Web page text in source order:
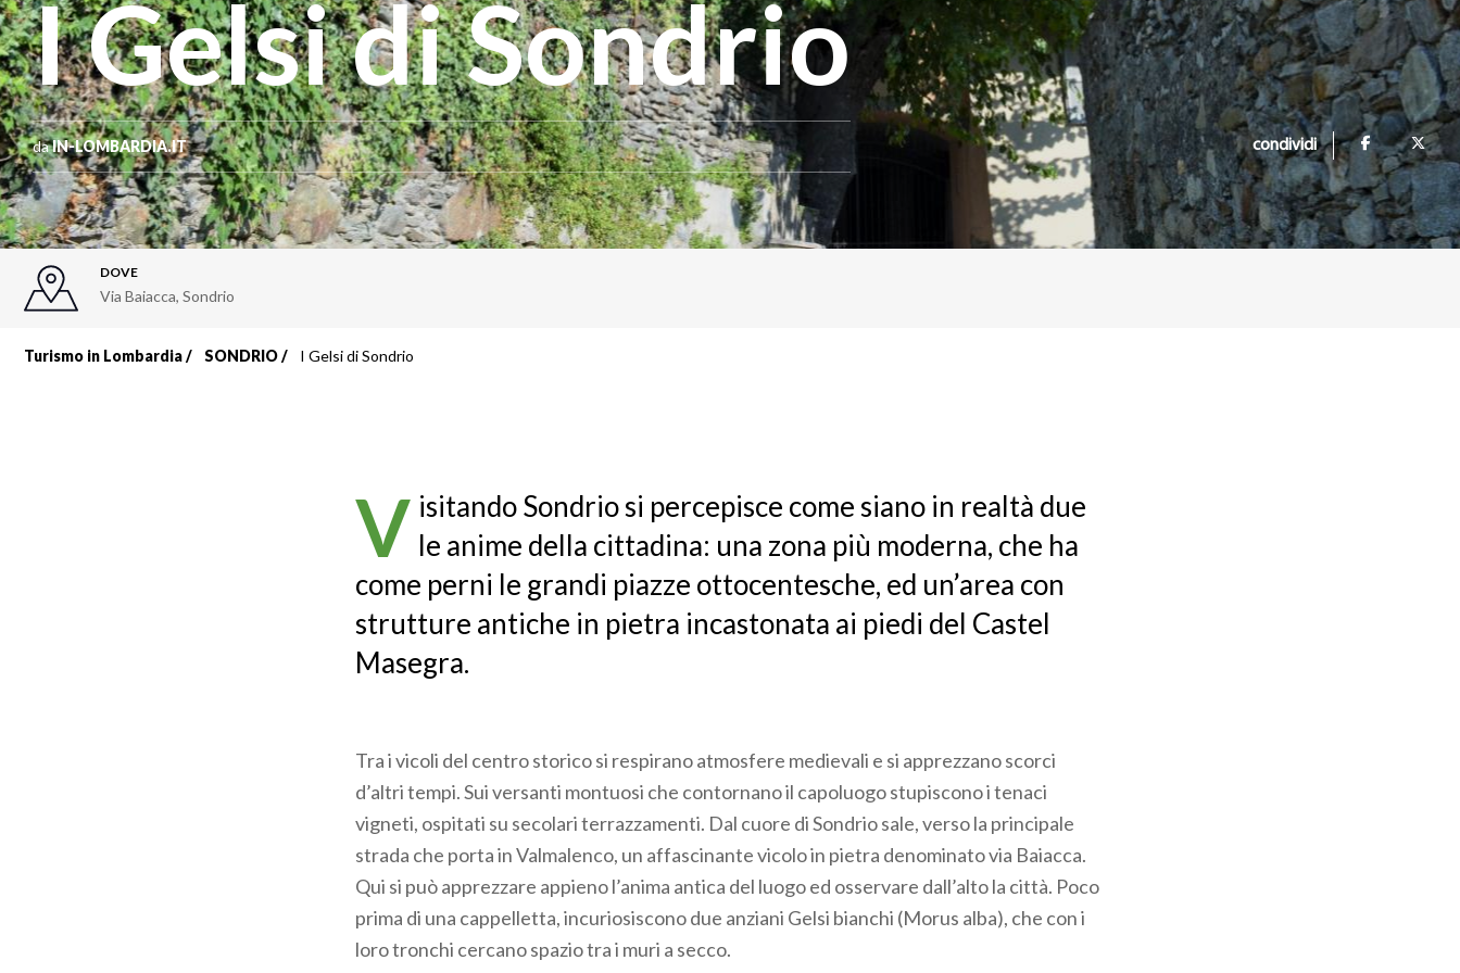
I Gelsi di Sondrio
daIN-LOMBARDIA.IT condividi
DOVE
Via Baiacca, Sondrio
Turismo in Lombardia SONDRIO I Gelsi di Sondrio
V isitando Sondrio si percepisce come siano in realtà due
le anime della cittadina: una zona più moderna, che ha
come perni le grandi piazze ottocentesche, ed un’area con
strutture antiche in pietra incastonata ai piedi del Castel
Masegra.
Tra i vicoli del centro storico si respirano atmosfere medievali e si apprezzano scorci
d’altri tempi. Sui versanti montuosi che contornano il capoluogo stupiscono i tenaci
vigneti, ospitati su secolari terrazzamenti. Dal cuore di Sondrio sale, verso la principale
strada che porta in Valmalenco, un affascinante vicolo in pietra denominato via Baiacca.
Qui si può apprezzare appieno l’anima antica del luogo ed osservare dall’alto la città. Poco
prima di una cappelletta, incuriosiscono due anziani Gelsi bianchi (Morus alba), che con i
loro tronchi cercano spazio tra i muri a secco.